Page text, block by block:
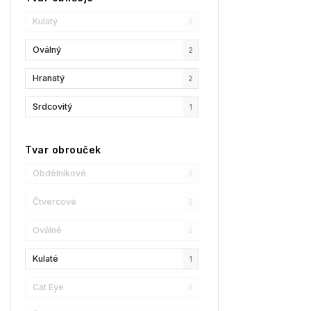
GCDS 0
Liu Jo 0
MaxMara 0
MAX&Co. 2
Reebok
Oscar De La Renta
Donna Karan
DKNY
Calvin Klein
Kulatý 0
Oválný 2
Hranatý 2
Srdcovitý 1
Tvar obrouček
Obdélníkové 0
Čtvercové 0
Oválné 0
Kulaté 1
Cat Eye 0